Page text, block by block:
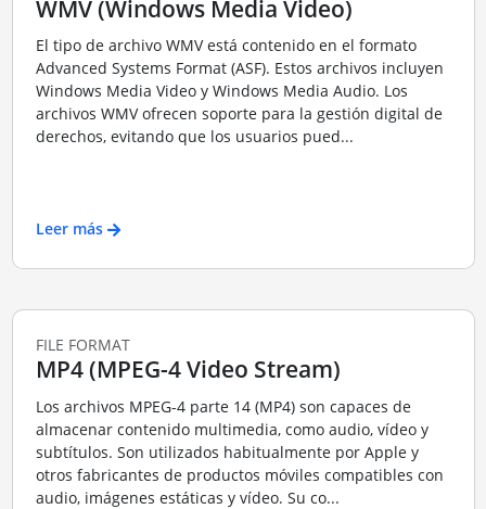
WMV (Windows Media Video)
El tipo de archivo WMV está contenido en el formato
Advanced Systems Format (ASF). Estos archivos incluyen
Windows Media Video y Windows Media Audio. Los
archivos WMV ofrecen soporte para la gestión digital de
derechos, evitando que los usuarios pued...
Leer más
FILE FORMAT
MP4 (MPEG-4 Video Stream)
Los archivos MPEG-4 parte 14 (MP4) son capaces de
almacenar contenido multimedia, como audio, vídeo y
subtítulos. Son utilizados habitualmente por Apple y
otros fabricantes de productos móviles compatibles con
audio, imágenes estáticas y vídeo. Su co...